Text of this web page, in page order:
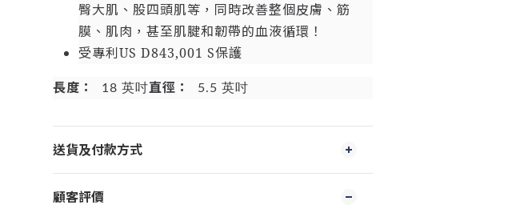
臀大肌、股四頭肌等，同時改善整個皮膚、筋
膜、肌肉，甚至肌腱和韌帶的血液循環！
受專利US D843,001 S保護
長度：
18 英吋直徑： 5.5 英吋
送貨及付款方式
顧客評價